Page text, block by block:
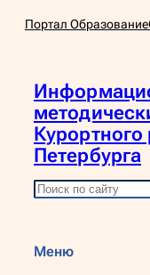
Перейти
Портал Образование
Петербурга
П
с
Меню